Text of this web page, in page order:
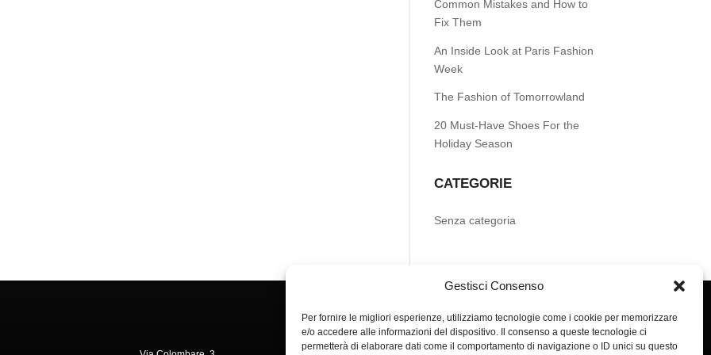
Gestisci Consenso
Per fornire le migliori esperienze, utilizziamo tecnologie come i cookie per memorizzare
e/o accedere alle informazioni del dispositivo. Il consenso a queste tecnologie ci
permetterà di elaborare dati come il comportamento di navigazione o ID unici su questo
Common Mistakes and How to
Fix Them
An Inside Look at Paris Fashion
Week
The Fashion of Tomorrowland
20 Must-Have Shoes For the
Holiday Season
CATEGORIE
Senza categoria